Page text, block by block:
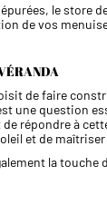
le store
de vos
de faire
une question
répondre à
et de
la touche